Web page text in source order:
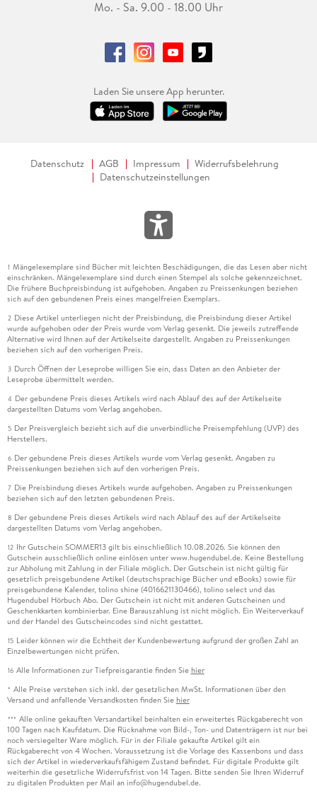
Mo. - Sa. 9.00 - 18.00 Uhr
Laden Sie unsere App herunter.
Datenschutz AGB Impressum
Widerrufsbelehrung
Datenschutzeinstellungen
1 Mängelexemplare sind Bücher mit leichten Beschädigungen, die das Lesen aber nicht
einschränken. Mängelexemplare sind durch einen Stempel als solche gekennzeichnet.
Die frühere Buchpreisbindung ist aufgehoben. Angaben zu Preissenkungen beziehen
sich auf den gebundenen Preis eines mangelfreien Exemplars.
2 Diese Artikel unterliegen nicht der Preisbindung, die Preisbindung dieser Artikel
wurde aufgehoben oder der Preis wurde vom Verlag gesenkt. Die jeweils zutreffende
Alternative wird Ihnen auf der Artikelseite dargestellt. Angaben zu Preissenkungen
beziehen sich auf den vorherigen Preis.
3 Durch Öffnen der Leseprobe willigen Sie ein, dass Daten an den Anbieter der
Leseprobe übermittelt werden.
4 Der gebundene Preis dieses Artikels wird nach Ablauf des auf der Artikelseite
dargestellten Datums vom Verlag angehoben.
5 Der Preisvergleich bezieht sich auf die unverbindliche Preisempfehlung (UVP) des
Herstellers.
6 Der gebundene Preis dieses Artikels wurde vom Verlag gesenkt. Angaben zu
Preissenkungen beziehen sich auf den vorherigen Preis.
7 Die Preisbindung dieses Artikels wurde aufgehoben. Angaben zu Preissenkungen
beziehen sich auf den letzten gebundenen Preis.
8 Der gebundene Preis dieses Artikels wird nach Ablauf des auf der Artikelseite
dargestellten Datums vom Verlag angehoben.
12 Ihr Gutschein SOMMER13 gilt bis einschließlich 10.08.2026. Sie können den
Gutschein ausschließlich online einlösen unter www.hugendubel.de. Keine Bestellung
zur Abholung mit Zahlung in der Filiale möglich. Der Gutschein ist nicht gültig für
gesetzlich preisgebundene Artikel (deutschsprachige Bücher und eBooks) sowie für
preisgebundene Kalender, tolino shine (4016621130466), tolino select und das
Hugendubel Hörbuch Abo. Der Gutschein ist nicht mit anderen Gutscheinen und
Geschenkkarten kombinierbar. Eine Barauszahlung ist nicht möglich. Ein Weiterverkauf
und der Handel des Gutscheincodes sind nicht gestattet.
15 Leider können wir die Echtheit der Kundenbewertung aufgrund der großen Zahl an
Einzelbewertungen nicht prüfen.
16 Alle Informationen zur Tiefpreisgarantie finden Sie hier
* Alle Preise verstehen sich inkl. der gesetzlichen MwSt. Informationen über den
Versand und anfallende Versandkosten finden Sie hier
*** Alle online gekauften Versandartikel beinhalten ein erweitertes Rückgaberecht von
100 Tagen nach Kaufdatum. Die Rücknahme von Bild-, Ton- und Datenträgern ist nur bei
noch versiegelter Ware möglich. Für in der Filiale gekaufte Artikel gilt ein
Rückgaberecht von 4 Wochen. Voraussetzung ist die Vorlage des Kassenbons und dass
sich der Artikel in wiederverkaufsfähigem Zustand befindet. Für digitale Produkte gilt
weiterhin die gesetzliche Widerrufsfrist von 14 Tagen. Bitte senden Sie Ihren Widerruf
zu digitalen Produkten per Mail an info@hugendubel.de.